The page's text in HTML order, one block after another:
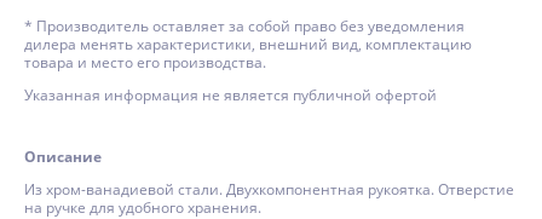
* Производитель оставляет за собой право без уведомления
дилера менять характеристики, внешний вид, комплектацию
товара и место его производства.
Указанная информация не является публичной офертой
Описание
Из хром-ванадиевой стали. Двухкомпонентная рукоятка. Отверстие
на ручке для удобного хранения.